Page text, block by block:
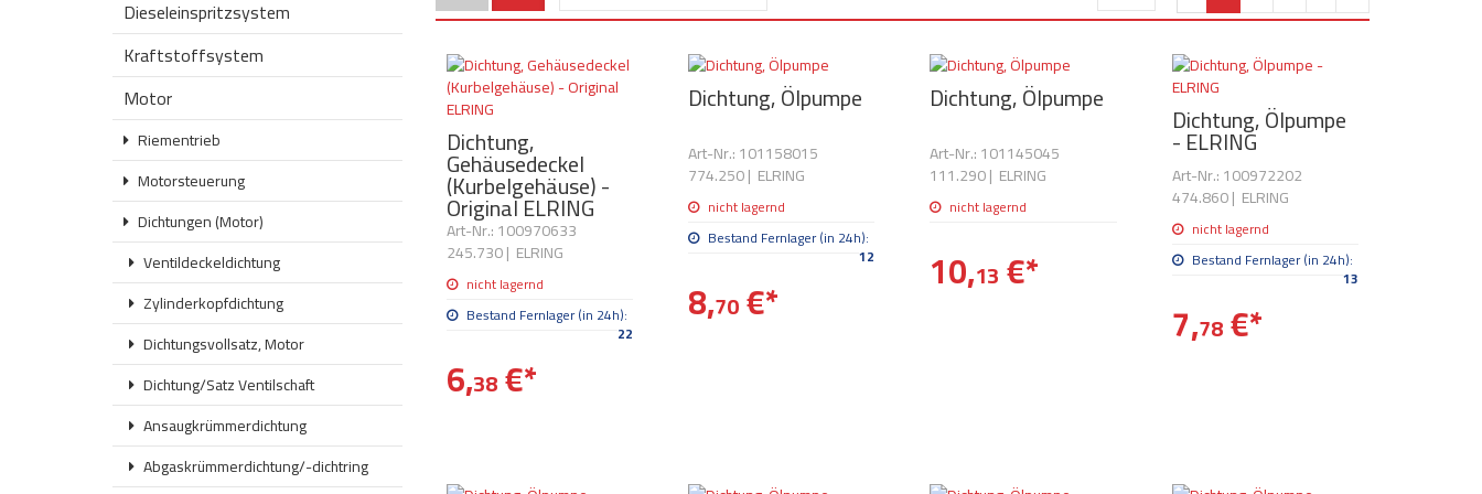
Dieseleinspritzsystem
Kraftstoffsystem
Motor
Riementrieb
Motorsteuerung
Dichtungen (Motor)
Ventildeckeldichtung
Zylinderkopfdichtung
Dichtungsvollsatz, Motor
Dichtung/Satz Ventilschaft
Ansaugkrümmerdichtung
Abgaskrümmerdichtung/-dichtring
Dichtung,
Gehäusedeckel
(Kurbelgehäuse) -
Original ELRING
Art-Nr.: 100970633
245.730| ELRING
nicht lagernd
Bestand Fernlager (in 24h):
22
6,38 €*
Dichtung, Ölpumpe
Art-Nr.: 101158015
774.250| ELRING
nicht lagernd
Bestand Fernlager (in 24h):
12
8,70€*
Dichtung, Ölpumpe
Art-Nr.: 101145045
111.290| ELRING
nicht lagernd
10,13 €*
Dichtung, Ölpumpe
- ELRING
Art-Nr.: 100972202
474.860| ELRING
nicht lagernd
Bestand Fernlager (in 24h):
13
7,78€*